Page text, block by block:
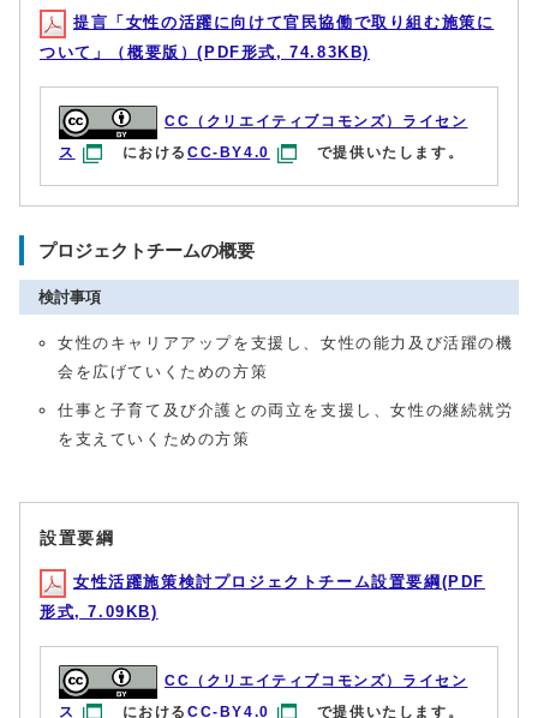
提言「女性の活躍に向けて官民協働で取り組む施策に
ついて」（概要版）(PDF形式, 74.83KB)
CC（クリエイティブコモンズ）ライセン
ス
におけるCC-BY4.0 で提供いたします。
プロジェクトチームの概要
検討事項
女性のキャリアアップを支援し、女性の能力及び活躍の機
会を広げていくための方策
仕事と子育て及び介護との両立を支援し、女性の継続就労
を支えていくための方策
設置要綱
女性活躍施策検討プロジェクトチーム設置要綱(PDF
形式, 7.09KB)
CC（クリエイティブコモンズ）ライセン
ス
におけるCC-BY4.0 で提供いたします。